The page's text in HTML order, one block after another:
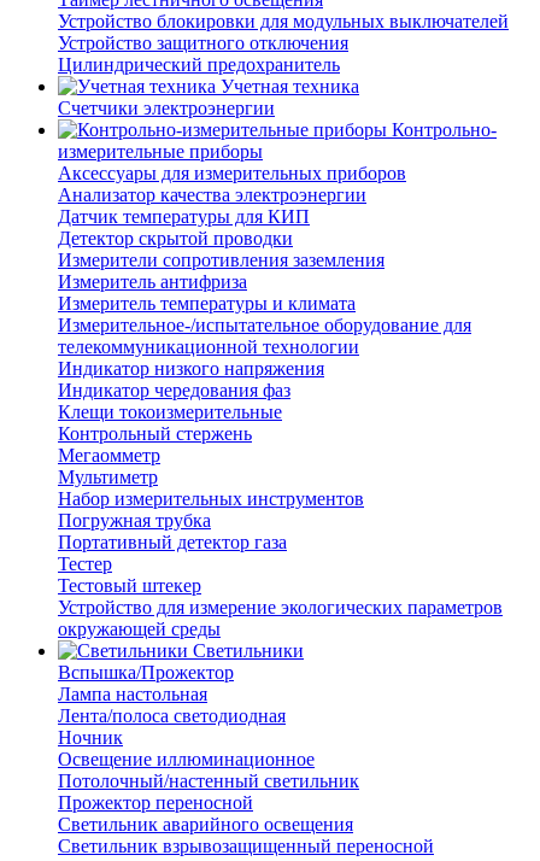
Устройство блокировки для модульных выключателей
Устройство защитного отключения
Цилиндрический предохранитель
Учетная техника
Счетчики электроэнергии
Контрольно-
измерительные приборы
Аксессуары для измерительных приборов
Анализатор качества электроэнергии
Датчик температуры для КИП
Детектор скрытой проводки
Измерители сопротивления заземления
Измеритель антифриза
Измеритель температуры и климата
Измерительное-/испытательное оборудование для
телекоммуникационной технологии
Индикатор низкого напряжения
Индикатор чередования фаз
Клещи токоизмерительные
Контрольный стержень
Мегаомметр
Мультиметр
Набор измерительных инструментов
Погружная трубка
Портативный детектор газа
Тестер
Тестовый штекер
Устройство для измерение экологических параметров
окружающей среды
Светильники
Вспышка/Прожектор
Лампа настольная
Лента/полоса светодиодная
Ночник
Освещение иллюминационное
Потолочный/настенный светильник
Прожектор переносной
Светильник аварийного освещения
Светильник взрывозащищенный переносной